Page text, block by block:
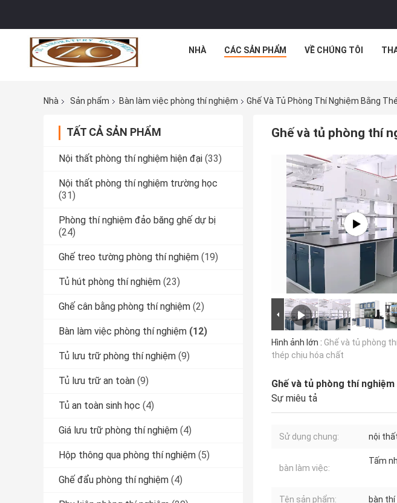
NHÀ CÁC SẢN PHẨM VỀ CHÚNG TÔI
Nhà Sản phẩm Bàn làm việc phòng thí nghiệm Ghế Và Tủ Phòng Thí Nghiệm Bằng
TẤT CẢ SẢN PHẨM
Nội thất phòng thí nghiệm hiện đại (33)
Nội thất phòng thí nghiệm trường học
(31)
Phòng thí nghiệm đảo băng ghế dự bị
(24)
Ghế treo tường phòng thí nghiệm (19)
Tủ hút phòng thí nghiệm (23)
Ghế cân bằng phòng thí nghiệm (2)
Bàn làm việc phòng thí nghiệm (12)
Tủ lưu trữ phòng thí nghiệm (9)
Tủ lưu trữ an toàn (9)
Tủ an toàn sinh học (4)
Giá lưu trữ phòng thí nghiệm (4)
Hộp thông qua phòng thí nghiệm (5)
Ghế đẩu phòng thí nghiệm (4)
Ghế và tủ phòng thí
Hình ảnh lớn : Ghế và tủ phòng
thép chịu hóa chất
Ghế và tủ phòng thí
Sự miêu tả
Sử dụng chung: nội
bàn làm việc:
Tấm
Tên sản phẩm: bàn